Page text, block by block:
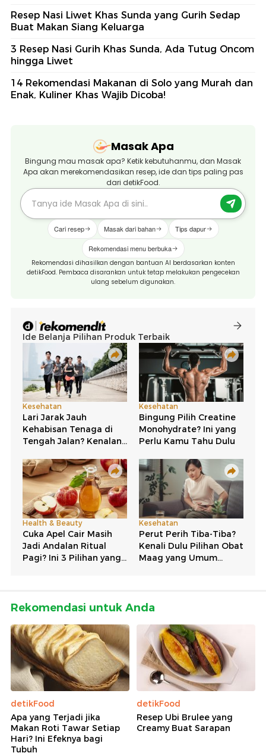
Resep Nasi Liwet Khas Sunda yang Gurih Sedap
Buat Makan Siang Keluarga
3 Resep Nasi Gurih Khas Sunda, Ada Tutug Oncom
hingga Liwet
14 Rekomendasi Makanan di Solo yang Murah dan
Enak, Kuliner Khas Wajib Dicoba!
Masak Apa
Bingung mau masak apa? Ketik kebutuhanmu, dan Masak
Apa akan merekomendasikan resep, ide dan tips paling pas
dari detikFood.
Cari resep Masak dari bahan Tips dapur
Rekomendasi menu berbuka
Rekomendasi dihasilkan dengan bantuan AI berdasarkan konten
detikFood. Pembaca disarankan untuk tetap melakukan pengecekan
ulang sebelum digunakan.
Rekomendasi untuk Anda
detikFood
Apa yang Terjadi jika
Makan Roti Tawar Setiap
Hari? Ini Efeknya bagi
Tubuh
detikFood
Resep Ubi Brulee yang
Creamy Buat Sarapan